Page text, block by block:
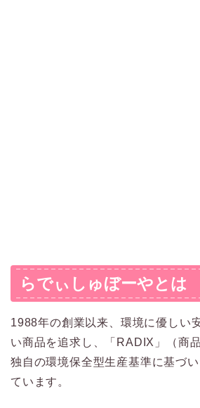
らでぃしゅぼーやとは
1988年の創業以来、環境に優しい
い商品を追求し、「RADIX」（商
独自の環境保全型生産基準に基づ
ています。